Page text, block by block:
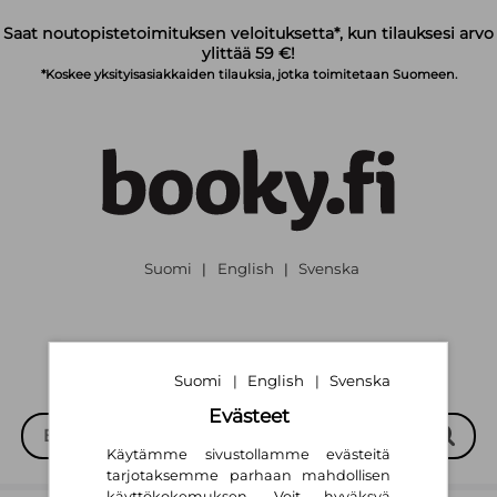
Saat noutopistetoimituksen veloituksetta*, kun tilauksesi arvo
ylittää 59 €!
*Koskee yksityisasiakkaiden tilauksia, jotka toimitetaan Suomeen.
Suomi | English | Svenska
Suomi | English | Svenska
Evästeet
Käytämme sivustollamme evästeitä
tarjotaksemme parhaan mahdollisen